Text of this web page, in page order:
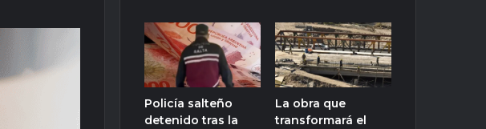
Policía salteño
detenido tras la
La obra que
transformará el